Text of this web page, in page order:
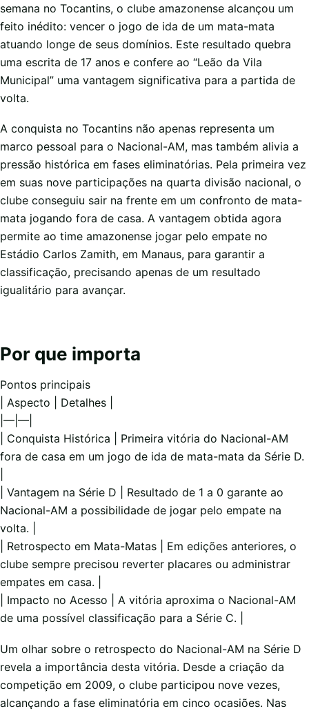
semana no Tocantins, o clube amazonense alcançou um
feito inédito: vencer o jogo de ida de um mata-mata
atuando longe de seus domínios. Este resultado quebra
uma escrita de 17 anos e confere ao “Leão da Vila
Municipal” uma vantagem significativa para a partida de
volta.
A conquista no Tocantins não apenas representa um
marco pessoal para o Nacional-AM, mas também alivia a
pressão histórica em fases eliminatórias. Pela primeira vez
em suas nove participações na quarta divisão nacional, o
clube conseguiu sair na frente em um confronto de mata-
mata jogando fora de casa. A vantagem obtida agora
permite ao time amazonense jogar pelo empate no
Estádio Carlos Zamith, em Manaus, para garantir a
classificação, precisando apenas de um resultado
igualitário para avançar.
Por que importa
Pontos principais
| Aspecto | Detalhes |
|—|—|
| Conquista Histórica | Primeira vitória do Nacional-AM
fora de casa em um jogo de ida de mata-mata da Série D.
| Vantagem na Série D | Resultado de 1 a 0 garante ao
Nacional-AM a possibilidade de jogar pelo empate na
volta. |
| Retrospecto em Mata-Matas | Em edições anteriores, o
clube sempre precisou reverter placares ou administrar
empates em casa. |
| Impacto no Acesso | A vitória aproxima o Nacional-AM
de uma possível classificação para a Série C. |
Um olhar sobre o retrospecto do Nacional-AM na Série D
revela a importância desta vitória. Desde a criação da
competição em 2009, o clube participou nove vezes,
alcançando a fase eliminatória em cinco ocasiões. Nas